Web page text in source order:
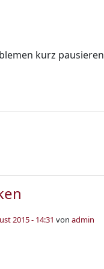
kurz pausieren
2015 - 14:31 von admin